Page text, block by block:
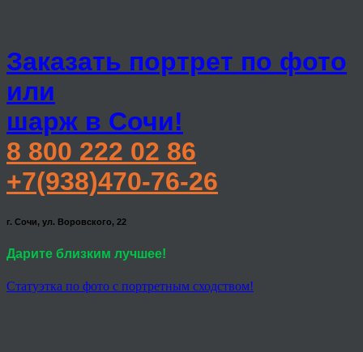
Заказать портрет по фото
или
шарж в Сочи!
8 800 222 02 86
+7(938)470-76-26
г. Сочи, ул. Воровского, 22
Дарите близким лучшее!
Статуэтка по фото с портретным сходством!